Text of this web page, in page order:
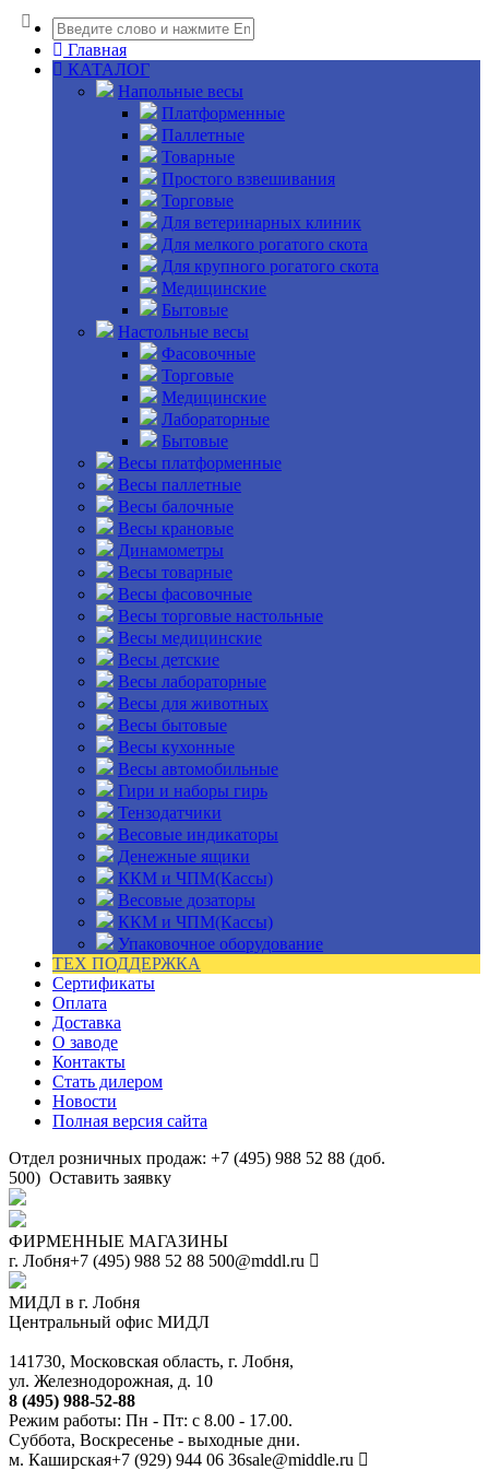
Главная
КАТАЛОГ
Напольные весы
Платформенные
Паллетные
Товарные
Простого взвешивания
Торговые
Для ветеринарных клиник
Для мелкого рогатого скота
Для крупного рогатого скота
Медицинские
Бытовые
Настольные весы
Фасовочные
Торговые
Медицинские
Лабораторные
Бытовые
Весы платформенные
Весы паллетные
Весы балочные
Весы крановые
Динамометры
Весы товарные
Весы фасовочные
Весы торговые настольные
Весы медицинские
Весы детские
Весы лабораторные
Весы для животных
Весы бытовые
Весы кухонные
Весы автомобильные
Гири и наборы гирь
Тензодатчики
Весовые индикаторы
Денежные ящики
ККМ и ЧПМ(Кассы)
Весовые дозаторы
ККМ и ЧПМ(Кассы)
Упаковочное оборудование
ТЕХ ПОДДЕРЖКА
Сертификаты
Оплата
Доставка
О заводе
Контакты
Стать дилером
Новости
Полная версия сайта
Отдел розничных продаж: +7 (495) 988 52 88 (доб.
500) Оставить заявку
ФИРМЕННЫЕ МАГАЗИНЫ
г. Лобня+7 (495) 988 52 88 500@mddl.ru
МИДЛ в г. Лобня
Центральный офис МИДЛ
141730, Московская область, г. Лобня,
ул. Железнодорожная, д. 10
8 (495) 988-52-88
Режим работы: Пн - Пт: с 8.00 - 17.00.
Суббота, Воскресенье - выходные дни.
м. Каширская+7 (929) 944 06 36sale@middle.ru